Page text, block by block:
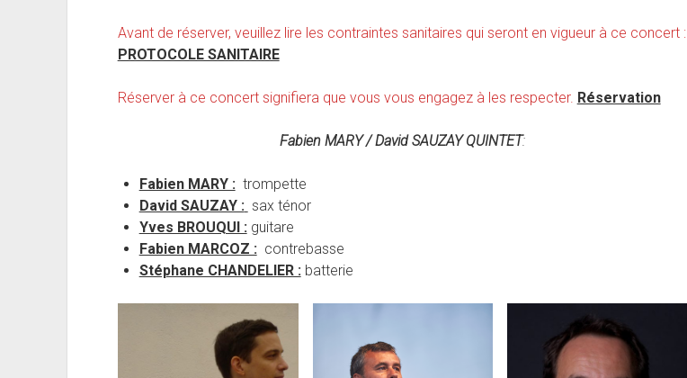
Avant de réserver, veuillez lire les contraintes sanitaires qui seront en vigueur à ce concert :
PROTOCOLE SANITAIRE
Réserver à ce concert signifiera que vous vous engagez à les respecter. Réservation
Fabien MARY / David SAUZAY QUINTET:
Fabien MARY :trompette
David SAUZAY : sax ténor
Yves BROUQUI :guitare
Fabien MARCOZ : contrebasse
Stéphane CHANDELIER : batterie